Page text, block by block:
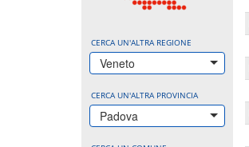
CERCA UN'ALTRA REGIONE
Veneto
CERCA UN'ALTRA PROVINCIA
Padova